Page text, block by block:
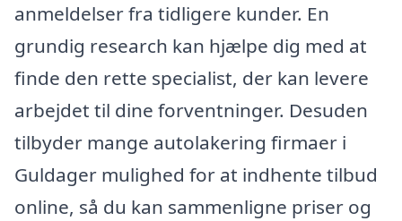
anmeldelser fra tidligere kunder. En
grundig research kan hjælpe dig med at
finde den rette specialist, der kan levere
arbejdet til dine forventninger. Desuden
tilbyder mange autolakering firmaer i
Guldager mulighed for at indhente tilbud
online, så du kan sammenligne priser og